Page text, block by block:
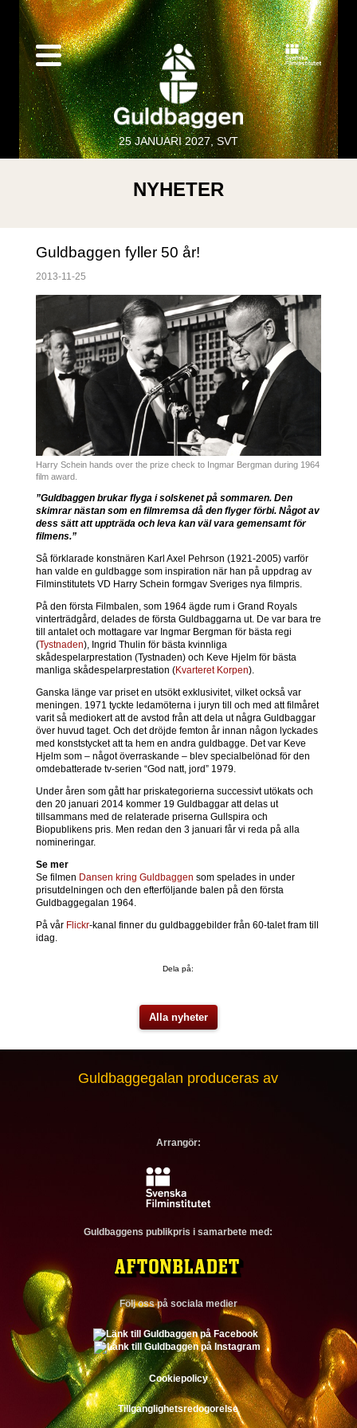
25 JANUARI 2027, SVT
NYHETER
Guldbaggen fyller 50 år!
2013-11-25
Harry Schein hands over the prize check to Ingmar Bergman during 1964
film award.
”Guldbaggen brukar flyga i solskenet på sommaren. Den
skimrar nästan som en filmremsa då den flyger förbi. Något av
dess sätt att uppträda och leva kan väl vara gemensamt för
filmens.”
Så förklarade konstnären Karl Axel Pehrson (1921-2005) varför
han valde en guldbagge som inspiration när han på uppdrag av
Filminstitutets VD Harry Schein formgav Sveriges nya filmpris.
På den första Filmbalen, som 1964 ägde rum i Grand Royals
vinterträdgård, delades de första Guldbaggarna ut. De var bara tre
till antalet och mottagare var Ingmar Bergman för bästa regi
(Tystnaden), Ingrid Thulin för bästa kvinnliga
skådespelarprestation (Tystnaden) och Keve Hjelm för bästa
manliga skådespelarprestation (Kvarteret Korpen).
Ganska länge var priset en utsökt exklusivitet, vilket också var
meningen. 1971 tyckte ledamöterna i juryn till och med att filmåret
varit så mediokert att de avstod från att dela ut några Guldbaggar
över huvud taget. Och det dröjde femton år innan någon lyckades
med konststycket att ta hem en andra guldbagge. Det var Keve
Hjelm som – något överraskande – blev specialbelönad för den
omdebatterade tv-serien “God natt, jord” 1979.
Under åren som gått har priskategorierna successivt utökats och
den 20 januari 2014 kommer 19 Guldbaggar att delas ut
tillsammans med de relaterade priserna Gullspira och
Biopublikens pris. Men redan den 3 januari får vi reda på alla
nomineringar.
Se mer
Se filmen Dansen kring Guldbaggen som spelades in under
prisutdelningen och den efterföljande balen på den första
Guldbaggegalan 1964.
På vår Flickr-kanal finner du guldbaggebilder från 60-talet fram till
idag.
Dela på:
Alla nyheter
Guldbaggegalan produceras av
Arrangör:
Guldbaggens publikpris i samarbete med:
Följ oss på sociala medier
Cookiepolicy
Tillganglighetsredogorelse